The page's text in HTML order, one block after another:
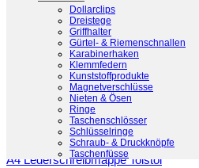
Dollarclips
Dreistege
Griffhalter
Gürtel- & Riemenschnallen
Karabinerhaken
Klemmfedern
Kunststoffprodukte
Magnetverschlüsse
Nieten & Ösen
Ringe
Taschenschlösser
Schlüsselringe
Schraub- & Druckknöpfe
Taschenfüsse
Schnellansicht
A4 Lederschreibmappe Tolstoi